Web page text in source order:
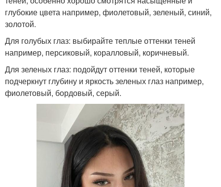
глубокие цвета например, фиолетовый, зеленый, синий,
золотой.
Для голубых глаз: выбирайте теплые оттенки теней
например, персиковый, коралловый, коричневый.
Для зеленых глаз: подойдут оттенки теней, которые
подчеркнут глубину и яркость зеленых глаз например,
фиолетовый, бордовый, серый.